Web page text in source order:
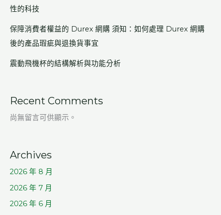
性的科技
保障消費者權益的 Durex 網購 須知：如何處理 Durex 網購
後的產品瑕疵與退換貨事宜
震動飛機杯的結構解析與功能分析
Recent Comments
尚無留言可供顯示。
Archives
2026 年 8 月
2026 年 7 月
2026 年 6 月